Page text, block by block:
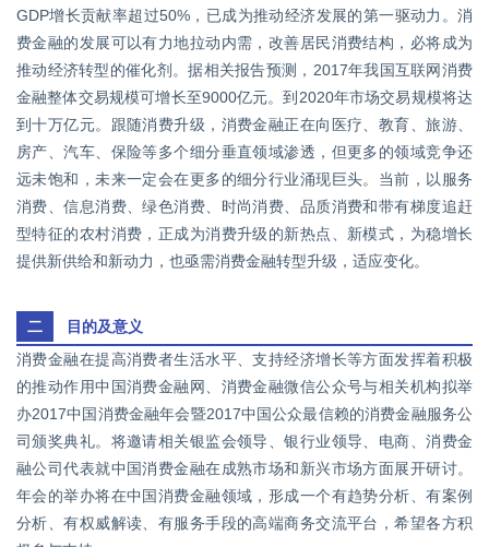
GDP增长贡献率超过50%，已成为推动经济发展的第一驱动力。消
费金融的发展可以有力地拉动内需，改善居民消费结构，必将成为
推动经济转型的催化剂。据相关报告预测，2017年我国互联网消费
金融整体交易规模可增长至9000亿元。到2020年市场交易规模将达
到十万亿元。跟随消费升级，消费金融正在向医疗、教育、旅游、
房产、汽车、保险等多个细分垂直领域渗透，但更多的领域竞争还
远未饱和，未来一定会在更多的细分行业涌现巨头。当前，以服务
消费、信息消费、绿色消费、时尚消费、品质消费和带有梯度追赶
型特征的农村消费，正成为消费升级的新热点、新模式，为稳增长
提供新供给和新动力，也亟需消费金融转型升级，适应变化。
二
目的及意义
消费金融在提高消费者生活水平、支持经济增长等方面发挥着积极
的推动作用中国消费金融网、消费金融微信公众号与相关机构拟举
办2017中国消费金融年会暨2017中国公众最信赖的消费金融服务公
司颁奖典礼。将邀请相关银监会领导、银行业领导、电商、消费金
融公司代表就中国消费金融在成熟市场和新兴市场方面展开研讨。
年会的举办将在中国消费金融领域，形成一个有趋势分析、有案例
分析、有权威解读、有服务手段的高端商务交流平台，希望各方积